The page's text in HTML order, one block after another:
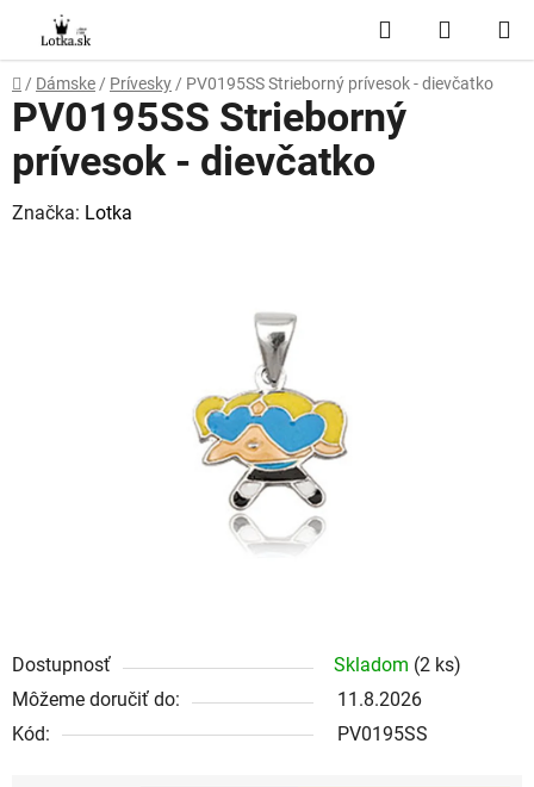
obsah
Hľadať
KOŠÍK
Domov
/ Dámske / Prívesky / PV0195SS Strieborný prívesok - dievčatko
Dostupnosť Skladom (2 ks)
Môžeme doručiť do:
11.8.2026
Kód:
PV0195SS
PV0195SS Strieborný
prívesok - dievčatko
Značka: Lotka